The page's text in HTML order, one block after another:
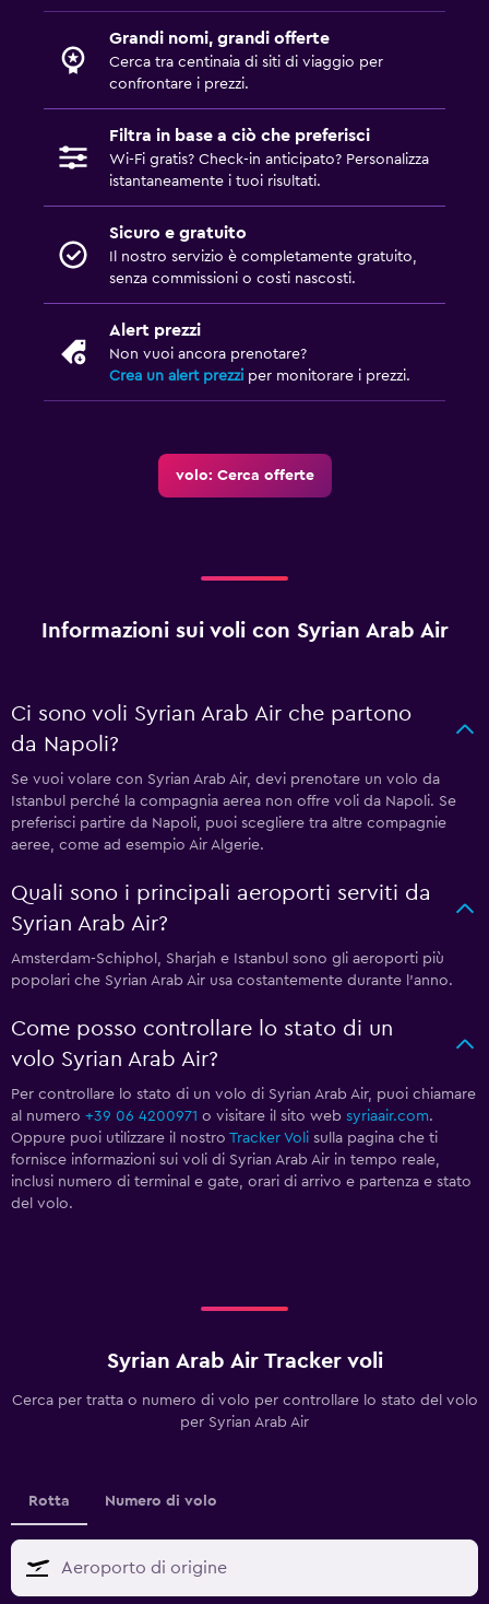
Grandi nomi, grandi offerte
Cerca tra centinaia di siti di viaggio per
confrontare i prezzi.
Filtra in base a ciò che preferisci
Wi-Fi gratis? Check-in anticipato? Personalizza
istantaneamente i tuoi risultati.
Sicuro e gratuito
Il nostro servizio è completamente gratuito,
senza commissioni o costi nascosti.
Alert prezzi
Non vuoi ancora prenotare?
Crea un alert prezzi per monitorare i prezzi.
volo: Cerca offerte
Informazioni sui voli con Syrian Arab Air
Ci sono voli Syrian Arab Air che partono
da Napoli?
Se vuoi volare con Syrian Arab Air, devi prenotare un volo da
Istanbul perché la compagnia aerea non offre voli da Napoli. Se
preferisci partire da Napoli, puoi scegliere tra altre compagnie
aeree, come ad esempio Air Algerie.
Quali sono i principali aeroporti serviti da
Syrian Arab Air?
Amsterdam-Schiphol, Sharjah e Istanbul sono gli aeroporti più
popolari che Syrian Arab Air usa costantemente durante l'anno.
Come posso controllare lo stato di un
volo Syrian Arab Air?
Per controllare lo stato di un volo di Syrian Arab Air, puoi chiamare
al numero +39 06 4200971 o visitare il sito web syriaair.com.
Oppure puoi utilizzare il nostro Tracker Voli sulla pagina che ti
fornisce informazioni sui voli di Syrian Arab Air in tempo reale,
inclusi numero di terminal e gate, orari di arrivo e partenza e stato
del volo.
Syrian Arab Air Tracker voli
Cerca per tratta o numero di volo per controllare lo stato del volo
per Syrian Arab Air
Rotta Numero di volo